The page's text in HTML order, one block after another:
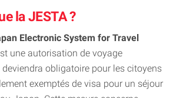
la JESTA ?
Electronic System for Travel
une autorisation de voyage
obligatoire pour les citoyens
exemptés de visa pour un séjour